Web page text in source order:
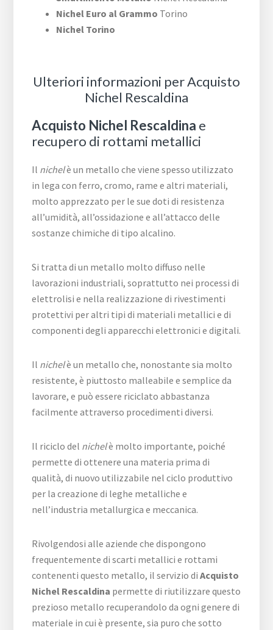
Nichel Euro al Grammo Torino
Nichel Torino
Ulteriori informazioni per Acquisto
Nichel Rescaldina
Acquisto Nichel Rescaldina e
recupero di rottami metallici
Il nichelè un metallo che viene spesso utilizzato
in lega con ferro, cromo, rame e altri materiali,
molto apprezzato per le sue doti di resistenza
all’umidità, all’ossidazione e all’attacco delle
sostanze chimiche di tipo alcalino.
Si tratta di un metallo molto diffuso nelle
lavorazioni industriali, soprattutto nei processi di
elettrolisi e nella realizzazione di rivestimenti
protettivi per altri tipi di materiali metallici e di
componenti degli apparecchi elettronici e digitali.
Il nichelè un metallo che, nonostante sia molto
resistente, è piuttosto malleabile e semplice da
lavorare, e può essere riciclato abbastanza
facilmente attraverso procedimenti diversi.
Il riciclo del nichelè molto importante, poiché
permette di ottenere una materia prima di
qualità, di nuovo utilizzabile nel ciclo produttivo
per la creazione di leghe metalliche e
nell’industria metallurgica e meccanica.
Rivolgendosi alle aziende che dispongono
frequentemente di scarti metallici e rottami
contenenti questo metallo, il servizio diAcquisto
Nichel Rescaldina permette di riutilizzare questo
prezioso metallo recuperandolo da ogni genere di
materiale in cui è presente, sia puro che sotto